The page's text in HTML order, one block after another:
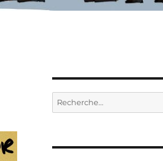
Recherche
pour :